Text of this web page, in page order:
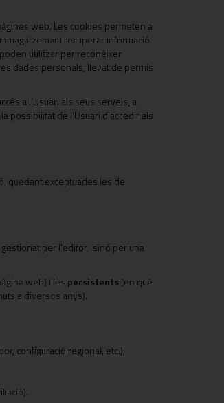
web. Les cookies permeten a
i recuperar informació
utilitzar per reconèixer
dades personals, llevat de permís
a l'Usuari als seus serveis, a
possibilitat de l'Usuari d'accedir als
quedant exceptuades les de
per l'editor, sinó per una
web) i les persistents (en què
a diversos anys).
configuració regional, etc.);